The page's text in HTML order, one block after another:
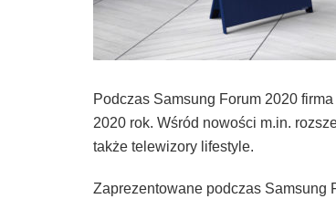
Podczas Samsung Forum 2020
2020 rok. Wśród nowości m.in.
także telewizory lifestyle.
Zaprezentowane podczas Samsung